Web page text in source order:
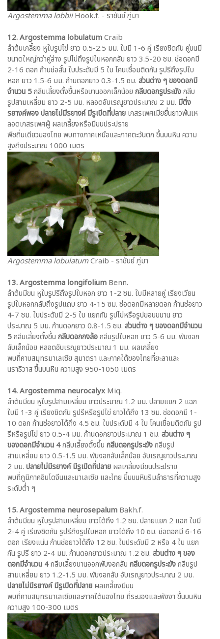
Argostemma lobbiiHook.f. - ราชันย์ ภู่มา
12. Argostemma lobulatumCraib
ลำต้นเกลี้ยง หูใบรูปไข่ ยาว 0.5-2.5 มม. ใบมี 1-6 คู่ เรียงชิดกัน คู่บนมี
ขนาดใหญ่กว่าคู่ล่าง รูปไข่ถึงรูปใบหอกกลับ ยาว 3.5-20 ซม. ช่อดอกมี
2-16 ดอก ก้านช่อสั้น ใบประดับมี 5 ใบ โคนเชื่อมติดกัน รูปรีถึงรูปใบ
หอก ยาว 1.5-6 มม. ก้านดอกยาว 0.3-1.5 ซม. ส่วนต่าง ๆ ของดอกมี
จำนวน 5กลีบเลี้ยงตั้งขึ้นหรือบานออกเล็กน้อย กลีบดอกรูประฆังกลีบ
รูปสามเหลี่ยม ยาว 2-5 มม. หลอดอับเรณูยาวประมาณ 2 มม. มีติ่ง
รยางค์พองปลายไม่มีรยางค์ มีรูเปิดที่ปลาย เกสรเพศเมียยื่นยาวพ้นเห
ลอดเกสรเพศผู้ ผลเกลี้ยงหรือมีขนประปราย
พืชถิ่นเดียวของไทย พบทางภาคเหนือและภาคตะวันตก ขึ้นบนหิน ความ
สูงถึงประมาณ 1000 เมตร
Argostemma lobulatumCraib - ราชันย์ ภู่มา
13. Argostemma longifolium Benn.
ลำต้นมีขน หูใบรูปรีถึงรูปใบหอก ยาว 1-2 ซม. ใบมีหลายคู่ เรียงเวียน
รูปใบหอกกลับถึงรูปแถบ ยาว 4-15 ซม. ช่อดอกมีหลายดอก ก้านช่อยาว
4-7 ซม. ใบประดับมี 2-5 ใบ แยกกัน รูปไข่หรือรูปขอบขนาน ยาว
ประมาณ 5 มม. ก้านดอกยาว 0.8-1.5 ซม. ส่วนต่าง ๆ ของดอกมีจำนวน
5กลีบเลี้ยงตั้งขึ้น กลีบดอกกงล้อกลีบรูปใบหอก ยาว 5-6 มม. พับงอก
ลับเล็กน้อย หลอดอับเรณูยาวประมาณ 1 มม. ผลเกลี้ยง
พบที่คาบสมุทรมาเลเซีย สุมาตรา และภาคใต้ของไทยที่ยะลาและ
นราธิวาส ขึ้นบนหิน ความสูง 950-1050 เมตร
14. Argostemma neurocalyxMiq.
ลำต้นมีขน หูใบรูปสามเหลี่ยม ยาวประมาณ 1.2 มม. ปลายแยก 2 แฉก
ใบมี 1-3 คู่ เรียงชิดกัน รูปรีหรือรูปไข่ ยาวได้ถึง 13 ซม. ช่อดอกมี 1-
10 ดอก ก้านช่อยาวได้ถึง 4.5 ซม. ใบประดับมี 4 ใบ โคนเชื่อมติดกัน รูป
รีหรือรูปไข่ ยาว 0.5-4 มม. ก้านดอกยาวประมาณ 1 ซม. ส่วนต่าง ๆ
ของดอกมีจำนวน 4กลีบเลี้ยงตั้งขึ้น กลีบดอกรูประฆังกลีบรูป
สามเหลี่ยม ยาว 0.5-1.5 มม. พับงอกลับเล็กน้อย อับเรณูยาวประมาณ
2 มม. ปลายไม่มีรยางค์ มีรูเปิดที่ปลาย ผลเกลี้ยงมีขนประปราย
พบที่ภูมิภาคอินโดจีนและมาเลเซีย และไทย ขึ้นบนหินริมลำธารที่ความสูง
ระดับต่ำ ๆ
15. Argostemma neurosepalum Bakh.f.
ลำต้นมีขน หูใบรูปสามเหลี่ยม ยาวได้ถึง 1.2 ซม. ปลายแยก 2 แฉก ใบมี
2-4 คู่ เรียงชิดกัน รูปรีถึงรูปใบหอก ยาวได้ถึง 10 ซม. ช่อดอกมี 6-16
ดอก เรียงแน่น ก้านช่อยาวได้ถึง 12 ซม. ใบประดับมี 2 หรือ 4 ใบ แยก
กัน รูปรี ยาว 2-4 มม. ก้านดอกยาวประมาณ 1.2 ซม. ส่วนต่าง ๆ ของ
ดอกมีจำนวน 4กลีบเลี้ยงบานออกพับงอกลับ กลีบดอกรูประฆังกลีบรูป
สามเหลี่ยม ยาว 1.2-1.5 มม. พับงอกลับ อับเรณูยาวประมาณ 2 มม.
ปลายไม่มีรยางค์ มีรูเปิดที่ปลาย ผลเกลี้ยงมีขน
พบที่คาบสมุทรมาเลเซียและภาคใต้ของไทย ที่ระนองและพังงา ขึ้นบนหิน
ความสูง 100-300 เมตร